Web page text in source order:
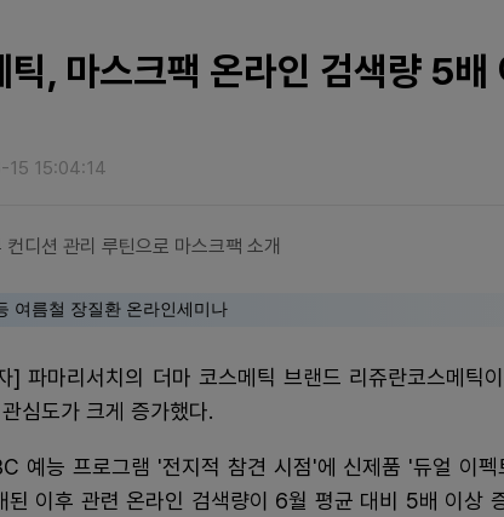
틱, 마스크팩 온라인 검색량 5배
15 15:04:14
디션 관리 루틴으로 마스크팩 소개
여름철 장질환 온라인세미나
] 파마리서치의 더마 코스메틱 브랜드 리쥬란코스메틱
심도가 크게 증가했다.
예능 프로그램 '전지적 참견 시점'에 신제품 '듀얼 이펙
된 이후 관련 온라인 검색량이 6월 평균 대비 5배 이상